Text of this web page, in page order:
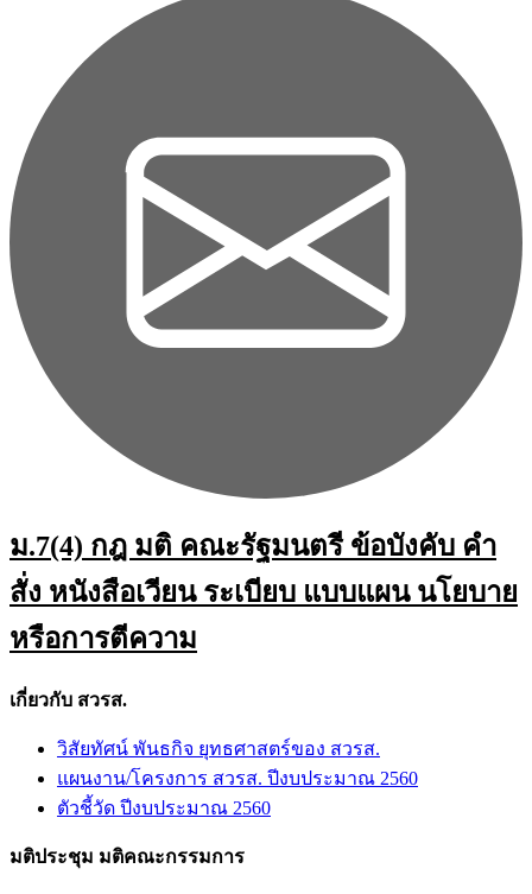
ม.7(4) กฎ มติ คณะรัฐมนตรี ข้อบังคับ คำ
สั่ง หนังสือเวียน ระเบียบ แบบแผน นโยบาย
หรือการตีความ
เกี่ยวกับ สวรส.
วิสัยทัศน์ พันธกิจ ยุทธศาสตร์ของ สวรส.
แผนงาน/โครงการ สวรส. ปีงบประมาณ 2560
ตัวชี้วัด ปีงบประมาณ 2560
มติประชุม มติคณะกรรมการ